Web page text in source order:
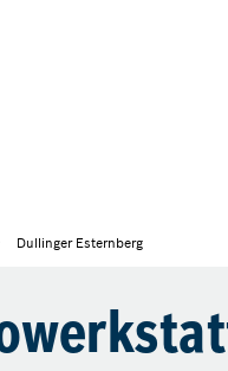
Dullinger Esternberg